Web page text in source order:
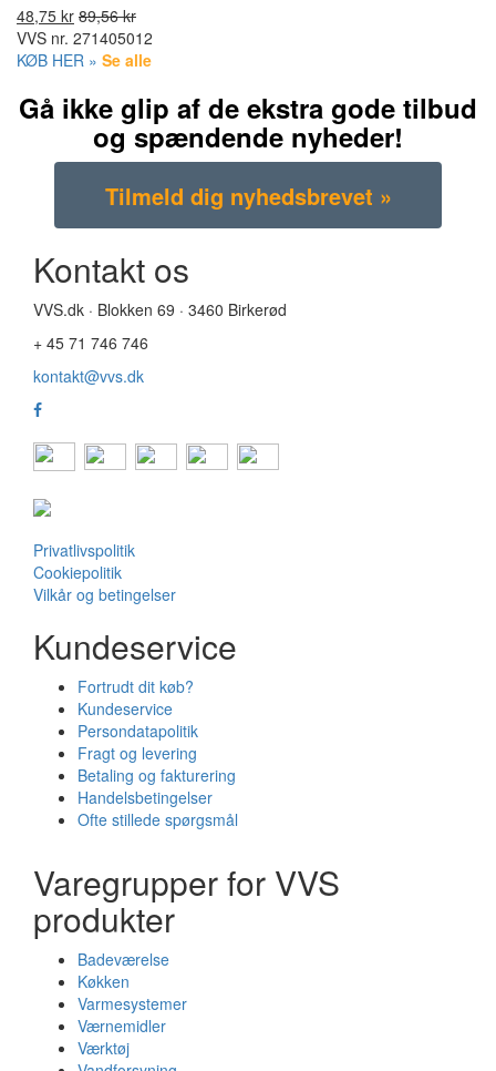
48,75 kr 89,56 kr
VVS nr. 271405012
KØB HER » Se alle
Gå ikke glip af de ekstra gode tilbud
og spændende nyheder!
Kontakt os
VVS.dk · Blokken 69 · 3460 Birkerød
+ 45 71 746 746
kontakt@vvs.dk
Privatlivspolitik
Cookiepolitik
Vilkår og betingelser
Kundeservice
Fortrudt dit køb?
Kundeservice
Persondatapolitik
Fragt og levering
Betaling og fakturering
Handelsbetingelser
Ofte stillede spørgsmål
Varegrupper for VVS
produkter
Badeværelse
Køkken
Varmesystemer
Værnemidler
Værktøj